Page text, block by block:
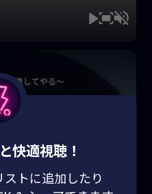
起業してやる〜
快適視聴！
トに追加したり